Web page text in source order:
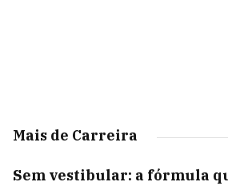
Mais de Carreira
Sem vestibular: a fórmula